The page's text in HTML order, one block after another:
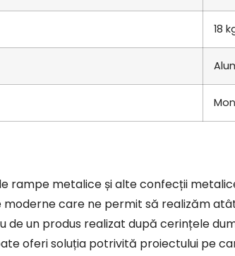
18
rampe metalice și alte confecții
care ne permit să realizăm
de un produs realizat după cerințele
oferi soluția potrivită proiectului pe